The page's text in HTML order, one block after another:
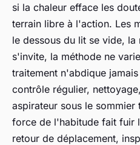
si la chaleur efface les
terrain libre à l'action. Les
le dessous du lit se vide,
s'invite, la méthode ne
traitement n'abdique
contrôle régulier,
aspirateur sous le sommier
force de l'habitude fait fuir
retour de déplacement,